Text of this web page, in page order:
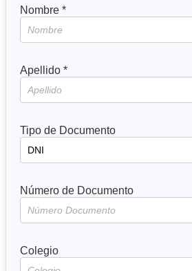
Nombre *
Apellido *
Tipo de Documento
Número de Documento
Colegio